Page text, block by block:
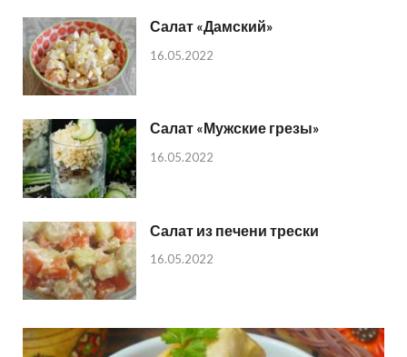
Салат «Дамский»
16.05.2022
Салат «Мужские грезы»
16.05.2022
Салат из печени трески
16.05.2022